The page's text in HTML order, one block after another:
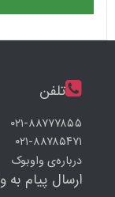
تلفن
۰۲۱-۸۸۷۷۷۸۵۵
۰۲۱-۸۸۷۸۵۴۷۱
درباره‌ی واوبوک
ارسال پیام به